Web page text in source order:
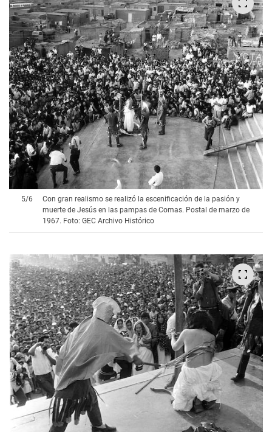
5/6
Con gran realismo se realizó la escenificación de la pasión y
muerte de Jesús en las pampas de Comas. Postal de marzo de
1967. Foto: GEC Archivo Histórico